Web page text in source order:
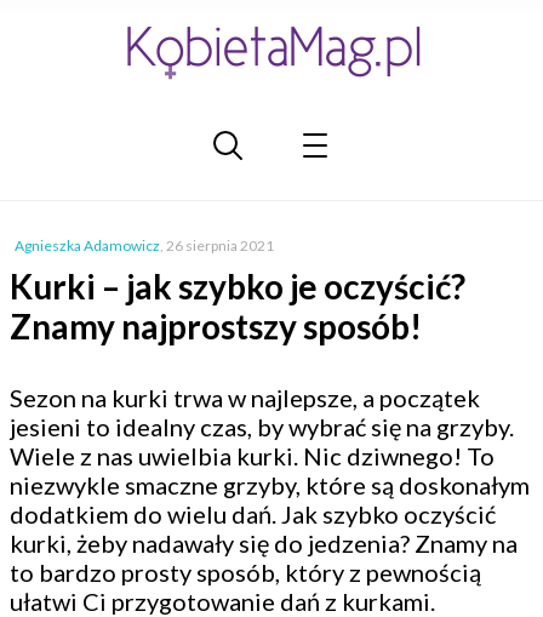
Agnieszka Adamowicz, 26 sierpnia 2021
Kurki – jak szybko je oczyścić?
Znamy najprostszy sposób!
Sezon na kurki trwa w najlepsze, a początek
jesieni to idealny czas, by wybrać się na grzyby.
Wiele z nas uwielbia kurki. Nic dziwnego! To
niezwykle smaczne grzyby, które są doskonałym
dodatkiem do wielu dań. Jak szybko oczyścić
kurki, żeby nadawały się do jedzenia? Znamy na
to bardzo prosty sposób, który z pewnością
ułatwi Ci przygotowanie dań z kurkami.